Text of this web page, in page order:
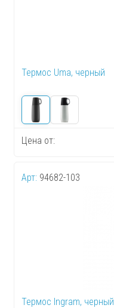
Термос Uma, черный
Цена от:
Арт: 94682-103
Термос Ingram, черный